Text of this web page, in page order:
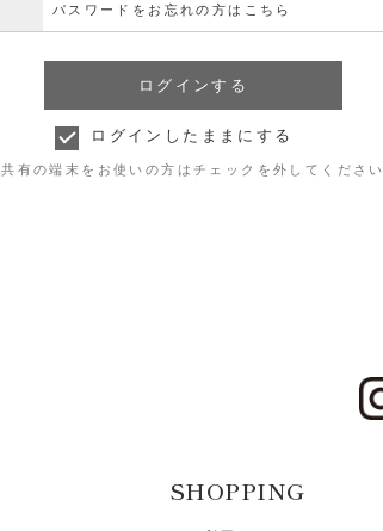
パスワードをお忘れの方はこちら
ログインしたままにする
共有の端末をお使いの方はチェックを外してください
SHOPPING